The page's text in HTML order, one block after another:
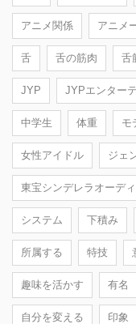
アニメ関係 アニメ
舌 舌の筋肉 舌
JYP JYPエンター
中学生 体重 モ
女性アイドル ジェ
東宝シンデレラオーデ
システム 下積み
所属する 特技
趣味を活かす 有名
自分を変える 印象